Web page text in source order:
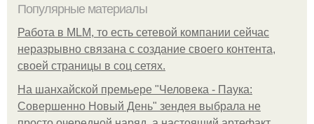
Популярные материалы
Работа в MLM, то есть сетевой компании сейчас
неразрывно связана с создание своего контента,
своей страницы в соц сетях.
На шанхайской премьере "Человека - Паука:
Совершенно Новый День" зендея выбрала не